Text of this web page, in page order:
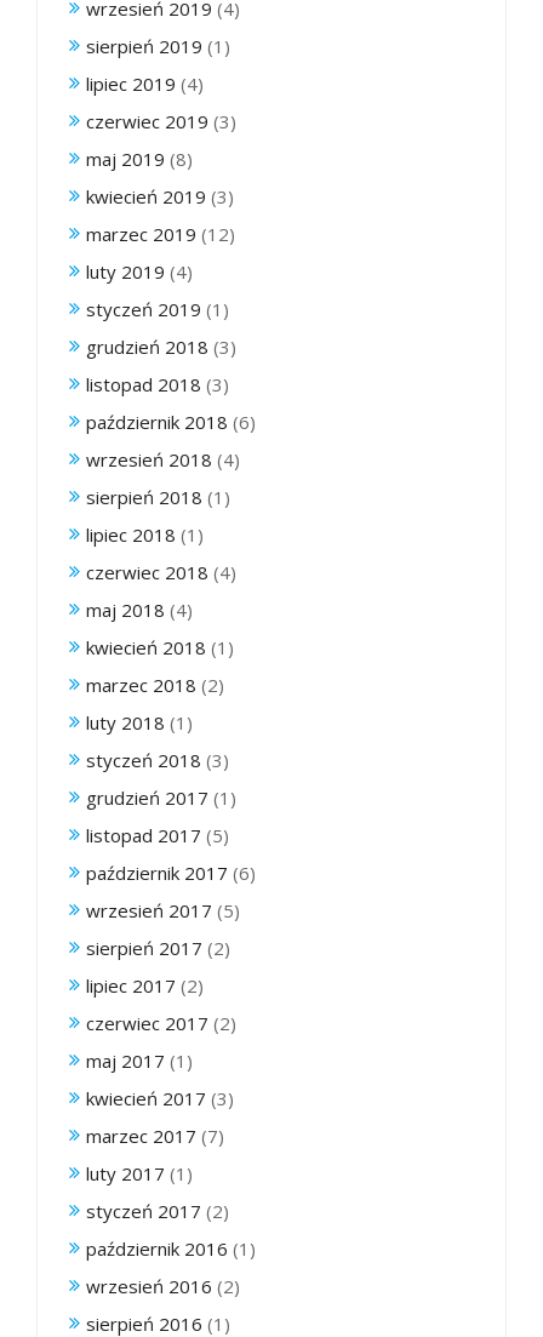
wrzesień 2019 (4)
sierpień 2019 (1)
lipiec 2019 (4)
czerwiec 2019 (3)
maj 2019 (8)
kwiecień 2019 (3)
marzec 2019 (12)
luty 2019 (4)
styczeń 2019 (1)
grudzień 2018 (3)
listopad 2018 (3)
październik 2018 (6)
wrzesień 2018 (4)
sierpień 2018 (1)
lipiec 2018 (1)
czerwiec 2018 (4)
maj 2018 (4)
kwiecień 2018 (1)
marzec 2018 (2)
luty 2018 (1)
styczeń 2018 (3)
grudzień 2017 (1)
listopad 2017 (5)
październik 2017 (6)
wrzesień 2017 (5)
sierpień 2017 (2)
lipiec 2017 (2)
czerwiec 2017 (2)
maj 2017 (1)
kwiecień 2017 (3)
marzec 2017 (7)
luty 2017 (1)
styczeń 2017 (2)
październik 2016 (1)
wrzesień 2016 (2)
sierpień 2016 (1)